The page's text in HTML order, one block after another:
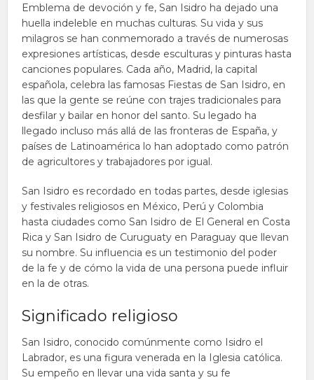
Emblema de devoción y fe, San Isidro ha dejado una
huella indeleble en muchas culturas. Su vida y sus
milagros se han conmemorado a través de numerosas
expresiones artísticas, desde esculturas y pinturas hasta
canciones populares. Cada año, Madrid, la capital
española, celebra las famosas Fiestas de San Isidro, en
las que la gente se reúne con trajes tradicionales para
desfilar y bailar en honor del santo. Su legado ha
llegado incluso más allá de las fronteras de España, y
países de Latinoamérica lo han adoptado como patrón
de agricultores y trabajadores por igual.
San Isidro es recordado en todas partes, desde iglesias
y festivales religiosos en México, Perú y Colombia
hasta ciudades como San Isidro de El General en Costa
Rica y San Isidro de Curuguaty en Paraguay que llevan
su nombre. Su influencia es un testimonio del poder
de la fe y de cómo la vida de una persona puede influir
en la de otras.
Significado religioso
San Isidro, conocido comúnmente como Isidro el
Labrador, es una figura venerada en la Iglesia católica.
Su empeño en llevar una vida santa y su fe